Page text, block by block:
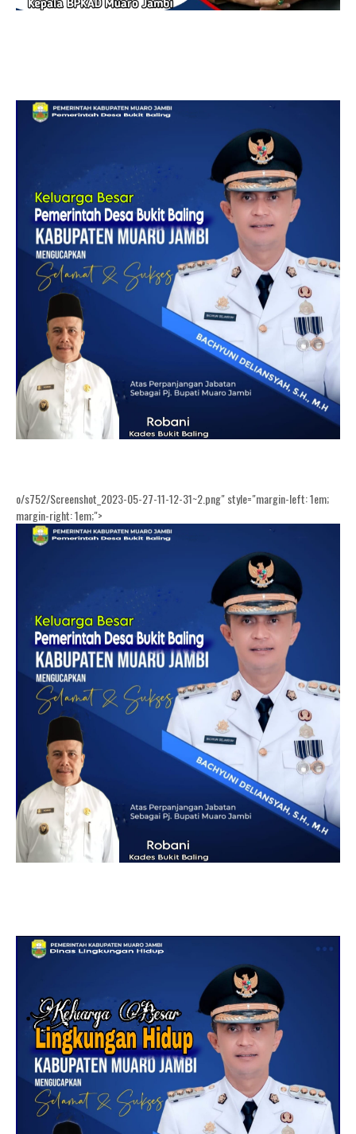
o/s752/Screenshot_2023-05-27-11-12-31~2.png" style="margin-left: 1em;
margin-right: 1em;">